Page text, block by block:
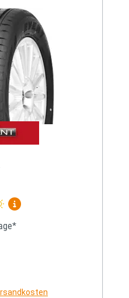
Mehr Informationen zum